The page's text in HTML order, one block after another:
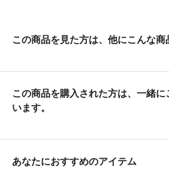
この商品を見た方は、他にこんな商
この商品を購入された方は、一緒
います。
あなたにおすすめのアイテム